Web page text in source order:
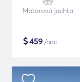
Motorová jachta
$459 /noc